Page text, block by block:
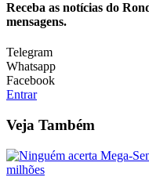
Receba as notícias do
mensagens.
Telegram
Whatsapp
Facebook
Entrar
Veja Também